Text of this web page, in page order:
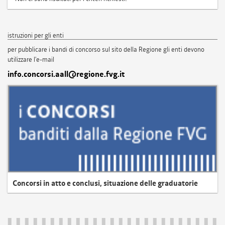
istruzioni per gli enti
per pubblicare i bandi di concorso sul sito della Regione gli enti devono
utilizzare l'e-mail
info.concorsi.aall@regione.fvg.it
Concorsi in atto e conclusi, situazione delle graduatorie